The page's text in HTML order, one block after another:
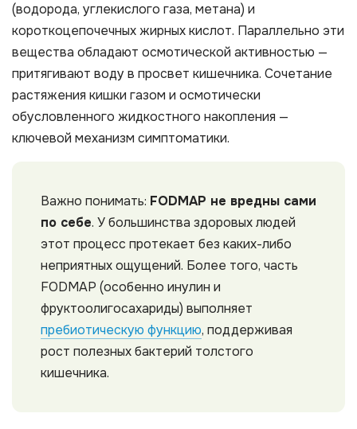
(водорода, углекислого газа, метана) и
короткоцепочечных жирных кислот. Параллельно эти
вещества обладают осмотической активностью —
притягивают воду в просвет кишечника. Сочетание
растяжения кишки газом и осмотически
обусловленного жидкостного накопления —
ключевой механизм симптоматики.
Важно понимать: FODMAP не вредны сами
по себе. У большинства здоровых людей
этот процесс протекает без каких-либо
неприятных ощущений. Более того, часть
FODMAP (особенно инулин и
фруктоолигосахариды) выполняет
пребиотическую функцию, поддерживая
рост полезных бактерий толстого
кишечника.